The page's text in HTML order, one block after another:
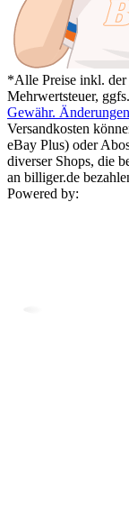
*Alle Preise inkl. der
Mehrwertsteuer,
Gewähr.
Versandkosten
eBay Plus) oder
diverser Shops, die
an billiger.de
Powered by: